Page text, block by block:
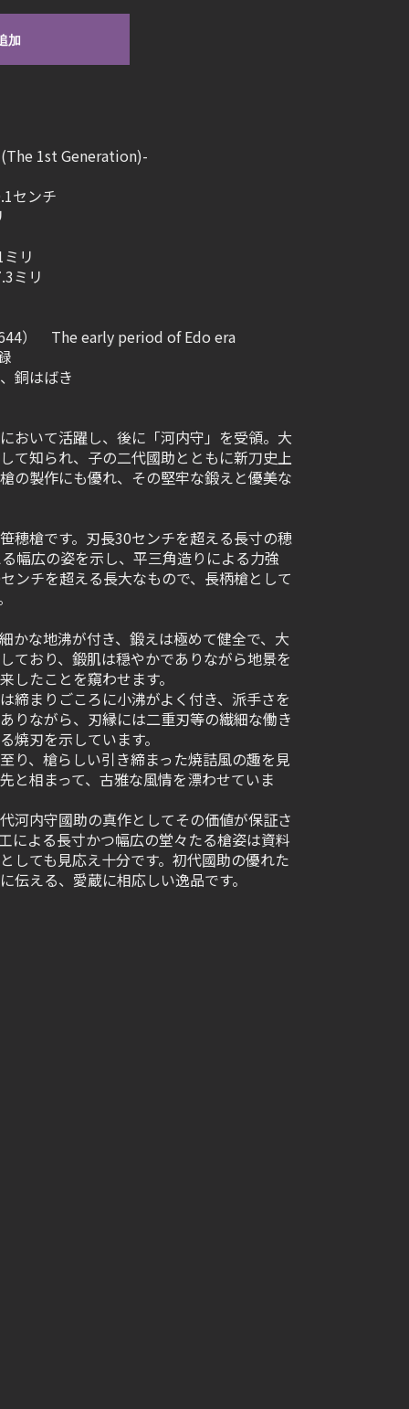
加
1st Generation)-
センチ
リ
ミリ
） The early period of Edo era
銅はばき
おいて活躍し、後に「河内守」を受領。大
て知られ、子の二代國助とともに新刀史上
の製作にも優れ、その堅牢な鍛えと優美な
穂槍です。刃長30センチを超える長寸の穂
幅広の姿を示し、平三角造りによる力強
ンチを超える長大なもので、長柄槍として
かな地沸が付き、鍛えは極めて健全で、大
ており、鍛肌は穏やかでありながら地景を
したことを窺わせます。
締まりごころに小沸がよく付き、派手さを
りながら、刃縁には二重刃等の繊細な働き
焼刃を示しています。
り、槍らしい引き締まった焼詰風の趣を見
と相まって、古雅な風情を漂わせていま
河内守國助の真作としてその価値が保証さ
による長寸かつ幅広の堂々たる槍姿は資料
しても見応え十分です。初代國助の優れた
伝える、愛蔵に相応しい逸品です。